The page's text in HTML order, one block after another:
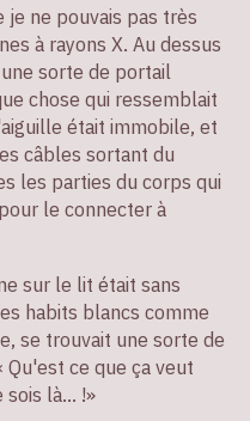
ne pouvais pas très
à rayons X. Au dessus
sorte de portail
chose qui ressemblait
était immobile, et
câbles sortant du
les parties du corps qui
le connecter à
sur le lit était sans
habits blancs comme
se trouvait une sorte de
Qu'est ce que ça veut
là... !»